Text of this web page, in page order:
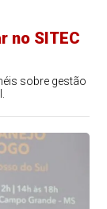
no SITEC
sobre gestão